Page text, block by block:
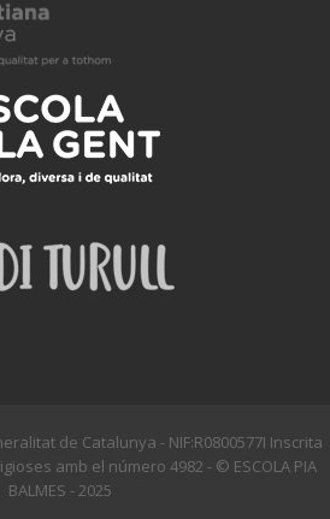
de Catalunya - NIF:R0800577I Inscrita
amb el número 4982 - © ESCOLA PIA
BALMES - 2025